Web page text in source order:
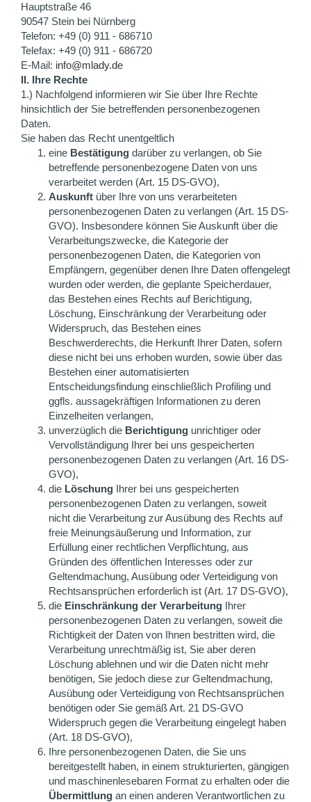
Hauptstraße 46
90547 Stein bei Nürnberg
Telefon: +49 (0) 911 - 686710
Telefax: +49 (0) 911 - 686720
E-Mail: info@mlady.de
II. Ihre Rechte
1.) Nachfolgend informieren wir Sie über Ihre Rechte
hinsichtlich der Sie betreffenden personenbezogenen
Daten.
Sie haben das Recht unentgeltlich
eine Bestätigung darüber zu verlangen, ob Sie
betreffende personenbezogene Daten von uns
verarbeitet werden (Art. 15 DS-GVO),
Auskunft über Ihre von uns verarbeiteten
personenbezogenen Daten zu verlangen (Art. 15 DS-
GVO). Insbesondere können Sie Auskunft über die
Verarbeitungszwecke, die Kategorie der
personenbezogenen Daten, die Kategorien von
Empfängern, gegenüber denen Ihre Daten offengelegt
wurden oder werden, die geplante Speicherdauer,
das Bestehen eines Rechts auf Berichtigung,
Löschung, Einschränkung der Verarbeitung oder
Widerspruch, das Bestehen eines
Beschwerderechts, die Herkunft Ihrer Daten, sofern
diese nicht bei uns erhoben wurden, sowie über das
Bestehen einer automatisierten
Entscheidungsfindung einschließlich Profiling und
ggfls. aussagekräftigen Informationen zu deren
Einzelheiten verlangen,
unverzüglich die Berichtigung unrichtiger oder
Vervollständigung Ihrer bei uns gespeicherten
personenbezogenen Daten zu verlangen (Art. 16 DS-
GVO),
die Löschung Ihrer bei uns gespeicherten
personenbezogenen Daten zu verlangen, soweit
nicht die Verarbeitung zur Ausübung des Rechts auf
freie Meinungsäußerung und Information, zur
Erfüllung einer rechtlichen Verpflichtung, aus
Gründen des öffentlichen Interesses oder zur
Geltendmachung, Ausübung oder Verteidigung von
Rechtsansprüchen erforderlich ist (Art. 17 DS-GVO),
die Einschränkung der Verarbeitung Ihrer
personenbezogenen Daten zu verlangen, soweit die
Richtigkeit der Daten von Ihnen bestritten wird, die
Verarbeitung unrechtmäßig ist, Sie aber deren
Löschung ablehnen und wir die Daten nicht mehr
benötigen, Sie jedoch diese zur Geltendmachung,
Ausübung oder Verteidigung von Rechtsansprüchen
benötigen oder Sie gemäß Art. 21 DS-GVO
Widerspruch gegen die Verarbeitung eingelegt haben
(Art. 18 DS-GVO),
Ihre personenbezogenen Daten, die Sie uns
bereitgestellt haben, in einem strukturierten, gängigen
und maschinenlesebaren Format zu erhalten oder die
Übermittlung an einen anderen Verantwortlichen zu